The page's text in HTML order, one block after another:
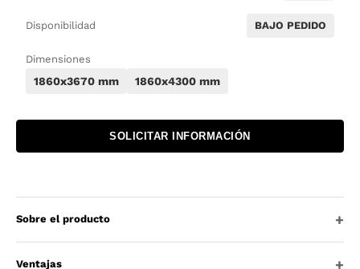
Disponibilidad BAJO PEDIDO
Dimensiones
1860x3670 mm 1860x4300 mm
SOLICITAR INFORMACIÓN
Sobre el producto
Ventajas